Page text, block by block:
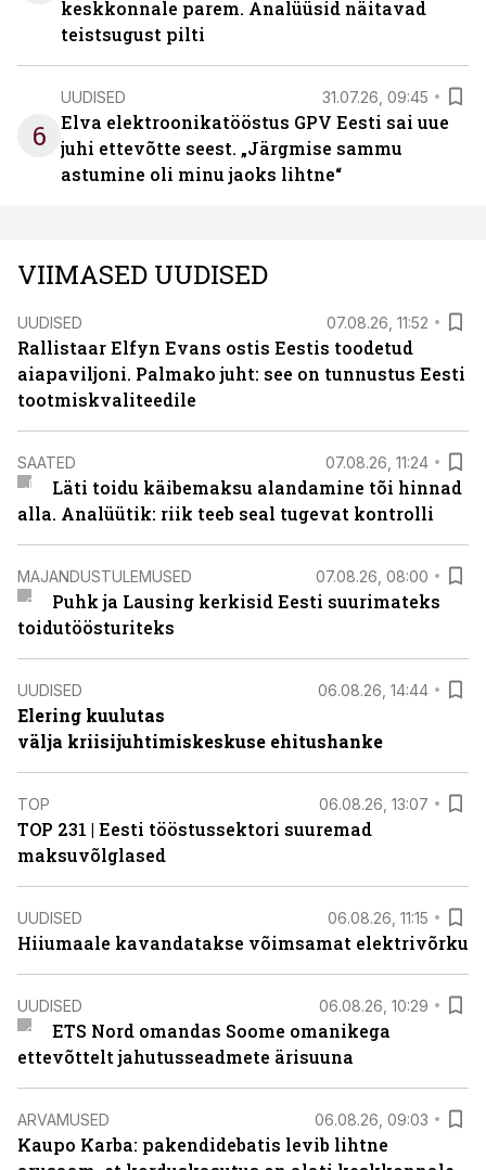
keskkonnale parem. Analüüsid näitavad
teistsugust pilti
6
UUDISED 31.07.26, 09:45
Elva elektroonikatööstus GPV Eesti sai uue
juhi ettevõtte seest. „Järgmise sammu
astumine oli minu jaoks lihtne“
VIIMASED UUDISED
UUDISED 07.08.26, 11:52
Rallistaar Elfyn Evans ostis Eestis toodetud
aiapaviljoni. Palmako juht: see on tunnustus Eesti
tootmiskvaliteedile
SAATED 07.08.26, 11:24
Läti toidu käibemaksu alandamine tõi hinnad
alla. Analüütik: riik teeb seal tugevat kontrolli
MAJANDUSTULEMUSED 07.08.26, 08:00
Puhk ja Lausing kerkisid Eesti suurimateks
toidutöösturiteks
UUDISED 06.08.26, 14:44
Elering kuulutas
välja kriisijuhtimiskeskuse ehitushanke
TOP 06.08.26, 13:07
TOP 231 | Eesti tööstussektori suuremad
maksuvõlglased
UUDISED 06.08.26, 11:15
Hiiumaale kavandatakse võimsamat elektrivõrku
UUDISED 06.08.26, 10:29
ETS Nord omandas Soome omanikega
ettevõttelt jahutusseadmete ärisuuna
ARVAMUSED 06.08.26, 09:03
Kaupo Karba: pakendidebatis levib lihtne